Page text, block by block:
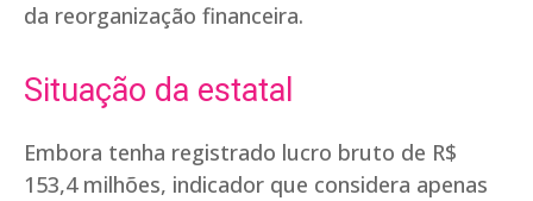
da reorganização financeira.
Situação da estatal
Embora tenha registrado lucro bruto de R$
153,4 milhões, indicador que considera apenas